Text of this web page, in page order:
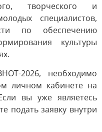
творческого и
специалистов,
по обеспечению
культуры
2026, необходимо
личном кабинете на
вы уже являетесь
подать заявку внутри